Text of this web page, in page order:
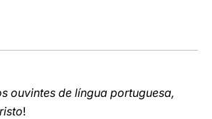
ouvintes de língua portuguesa,
!